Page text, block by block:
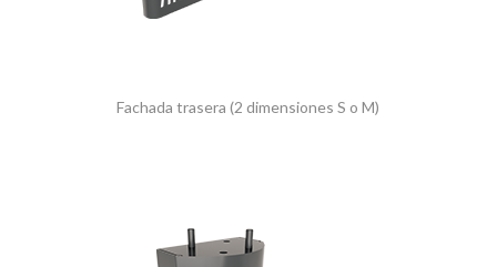
Fachada trasera (2 dimensiones S o M)